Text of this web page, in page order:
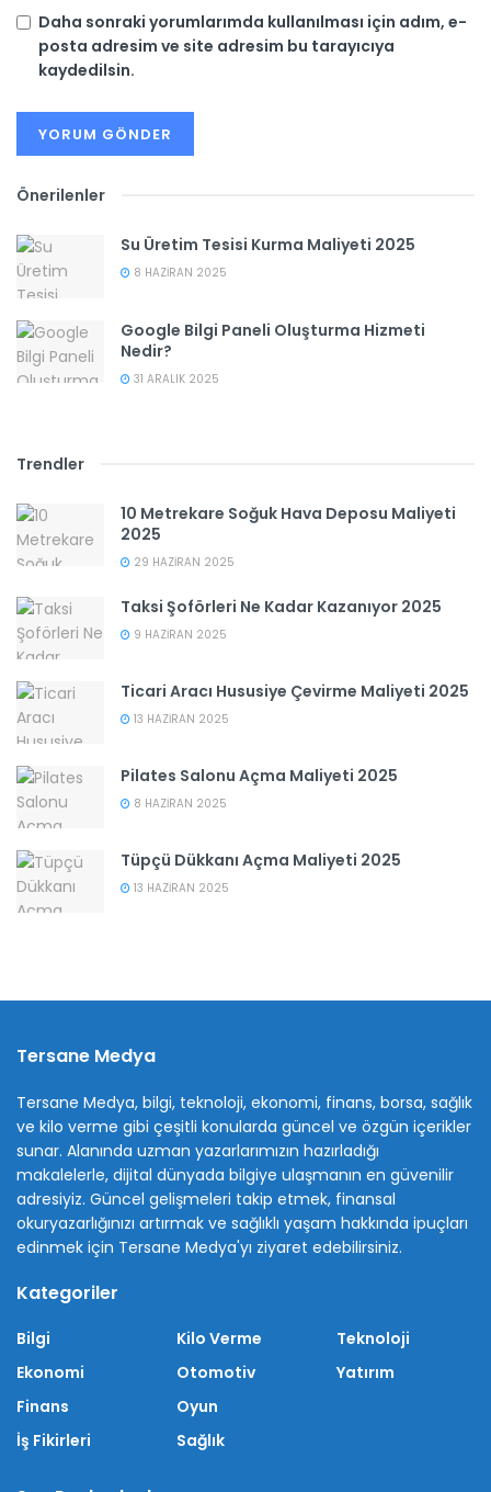
Daha sonraki yorumlarımda kullanılması için adım, e-
posta adresim ve site adresim bu tarayıcıya
kaydedilsin.
Önerilenler
Su Üretim Tesisi Kurma Maliyeti 2025
8 HAZIRAN 2025
Google Bilgi Paneli Oluşturma Hizmeti
Nedir?
31 ARALIK 2025
Trendler
10 Metrekare Soğuk Hava Deposu Maliyeti
2025
29 HAZIRAN 2025
Taksi Şoförleri Ne Kadar Kazanıyor 2025
9 HAZIRAN 2025
Ticari Aracı Hususiye Çevirme Maliyeti 2025
13 HAZIRAN 2025
Pilates Salonu Açma Maliyeti 2025
8 HAZIRAN 2025
Tüpçü Dükkanı Açma Maliyeti 2025
13 HAZIRAN 2025
Tersane Medya
Tersane Medya, bilgi, teknoloji, ekonomi, finans, borsa, sağlık
ve kilo verme gibi çeşitli konularda güncel ve özgün içerikler
sunar. Alanında uzman yazarlarımızın hazırladığı
makalelerle, dijital dünyada bilgiye ulaşmanın en güvenilir
adresiyiz. Güncel gelişmeleri takip etmek, finansal
okuryazarlığınızı artırmak ve sağlıklı yaşam hakkında ipuçları
edinmek için Tersane Medya'yı ziyaret edebilirsiniz.
Kategoriler
Bilgi
Ekonomi
Finans
İş Fikirleri
Kilo Verme
Otomotiv
Oyun
Sağlık
Teknoloji
Yatırım